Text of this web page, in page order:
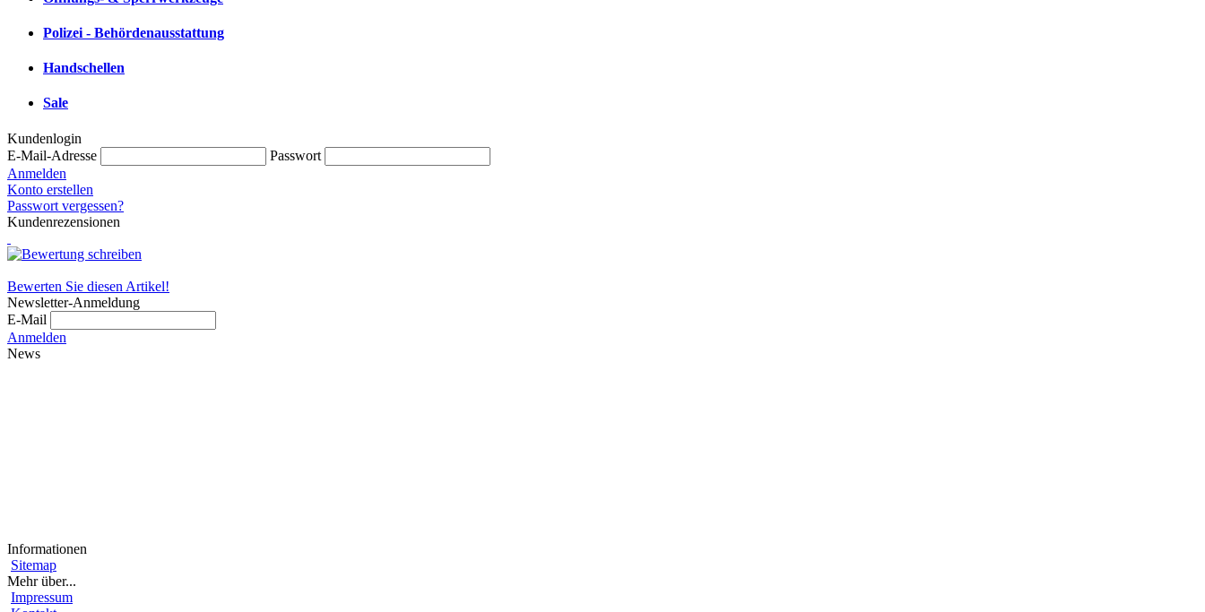
Polizei - Behördenausstattung
Handschellen
Sale
Kundenlogin
E-Mail-Adresse
Passwort
Anmelden
Konto erstellen
Passwort vergessen?
Kundenrezensionen
Bewerten Sie diesen Artikel!
Newsletter-Anmeldung
E-Mail
Anmelden
News
Informationen
Sitemap
Mehr über...
Impressum